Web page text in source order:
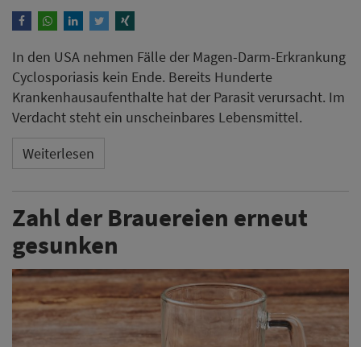
In den USA nehmen Fälle der Magen-Darm-Erkrankung
Cyclosporiasis kein Ende. Bereits Hunderte
Krankenhausaufenthalte hat der Parasit verursacht. Im
Verdacht steht ein unscheinbares Lebensmittel.
Weiterlesen
Zahl der Brauereien erneut
gesunken